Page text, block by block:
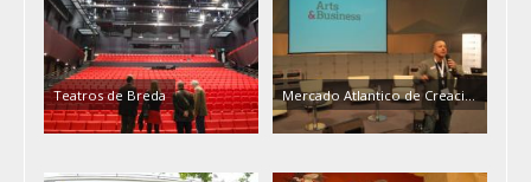
Teatros de Breda Mercado Atlantico de Creaci…